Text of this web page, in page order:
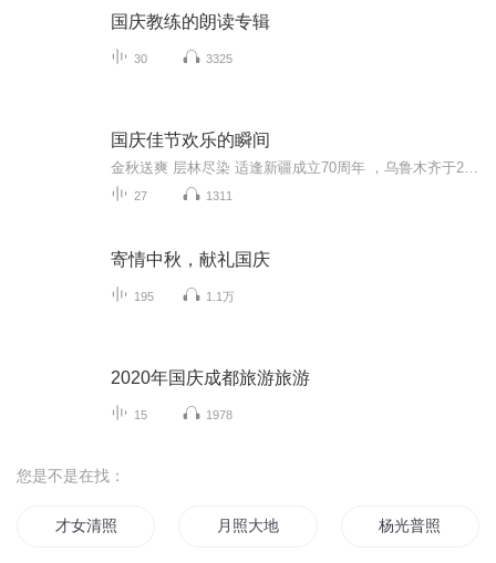
国庆教练的朗读专辑
30 3325
国庆佳节欢乐的瞬间
27 1311
寄情中秋，献礼国庆
195 1.1万
2020年国庆成都旅游旅游
15 1978
您是不是在找：
才女清照 月照大地 杨光普照